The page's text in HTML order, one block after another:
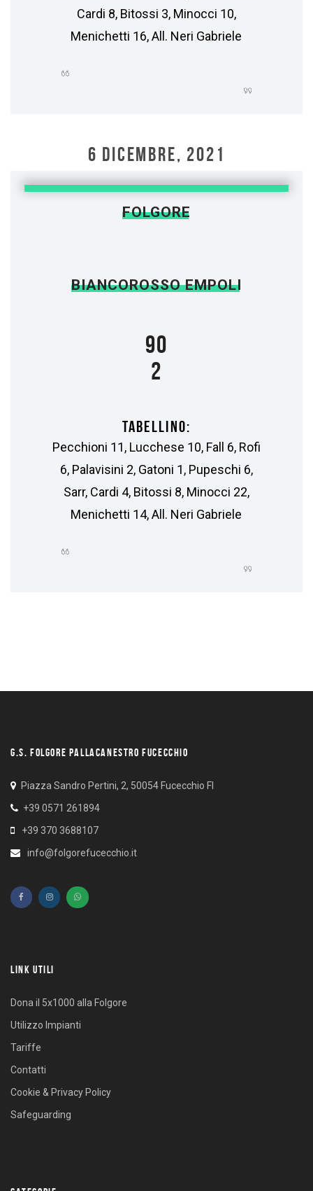
Cardi 8, Bitossi 3, Minocci 10,
Menichetti 16, All. Neri Gabriele
6 DICEMBRE, 2021
FOLGORE
BIANCOROSSO EMPOLI
90
2
TABELLINO:
Pecchioni 11, Lucchese 10, Fall 6, Rofi
6, Palavisini 2, Gatoni 1, Pupeschi 6,
Sarr, Cardi 4, Bitossi 8, Minocci 22,
Menichetti 14, All. Neri Gabriele
G.S. FOLGORE PALLACANESTRO FUCECCHIO
Piazza Sandro Pertini, 2, 50054 Fucecchio FI
+39 0571 261894
+39 370 3688107
info@folgorefucecchio.it
LINK UTILI
Dona il 5x1000 alla Folgore
Utilizzo Impianti
Tariffe
Contatti
Cookie & Privacy Policy
Safeguarding